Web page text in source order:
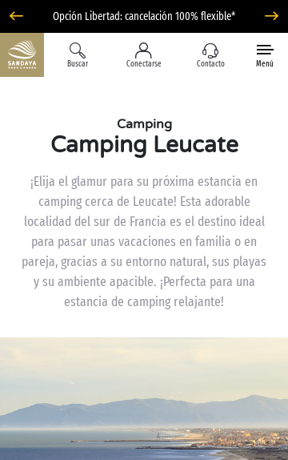
Opción Libertad: cancelación 100% flexible*
Buscar Conectarse Contacto Menú
Camping
Camping Leucate
¡Elija el glamur para su próxima estancia en
camping cerca de Leucate! Esta adorable
localidad del sur de Francia es el destino ideal
para pasar unas vacaciones en familia o en
pareja, gracias a su entorno natural, sus playas
y su ambiente apacible. ¡Perfecta para una
estancia de camping relajante!